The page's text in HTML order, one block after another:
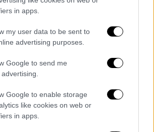
in apps.
my user data to be sent to
advertising purposes.
Google to send me
Google to enable storage
like cookies on web or
in apps.
σε συνδυασµό µε εργαλεία
2000 και η ανθρώπινη
Αυτό επεσήµανε ο
υπουργός Περιβάλλοντος,
, προσθέτοντας ότι
LIFE IP, προϋπολογισµού 14,2
οποίο διεκδίκησε και πήρε η